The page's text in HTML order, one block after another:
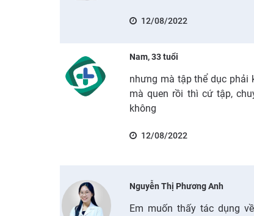
12/08/2022
Nam, 33 tuổi
nhưng mà tập thể dục phải
mà quen rồi thì cứ tập,
không
12/08/2022
Nguyễn Thị Phương Anh
Em muốn thấy tác dụng